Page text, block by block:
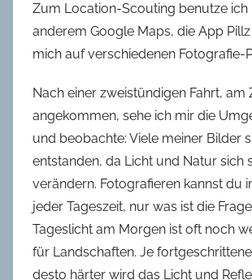
Zum Location-Scouting benutze ich
anderem Google Maps, die App
mich auf verschiedenen Fotografie-
Nach einer zweistündigen Fahrt, am
angekommen, sehe ich mir die
und beobachte: Viele meiner Bilder
entstanden, da Licht und Natur sich
verändern. Fotografieren kannst du
jeder Tageszeit, nur was ist die
Tageslicht am Morgen ist oft noch
für Landschaften. Je
desto härter wird das Licht und